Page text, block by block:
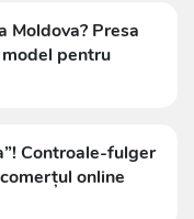
Moldova? Presa
pentru
Controale-fulger
online